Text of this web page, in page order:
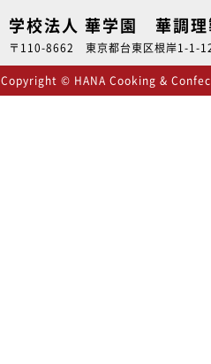
学校法人 華学園 華調理
〒110-8662 東京都台東区根岸1-
Copyright © HANA Cooking &